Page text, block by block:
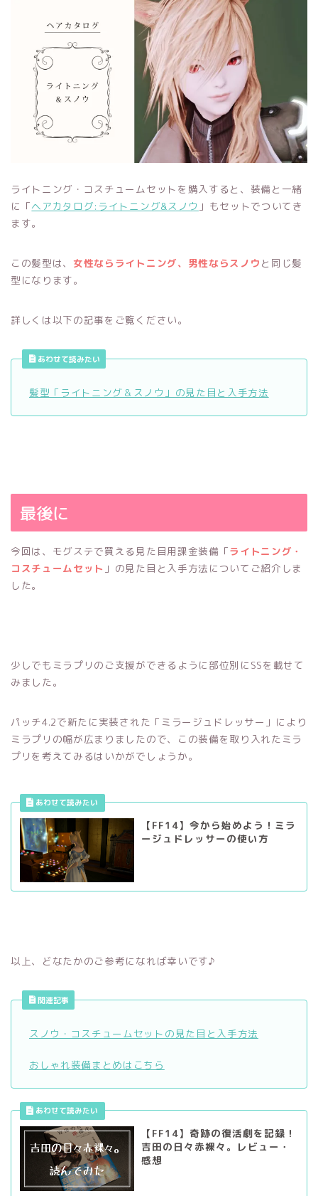
ライトニング・コスチュームセットを購入すると、装備と一緒
に「ヘアカタログ:ライトニング&スノウ 」もセットでついてき
ます。
この髪型は、女性ならライトニング、男性ならスノウ と同じ髪
型になります。
詳しくは以下の記事をご覧ください。
あわせて読みたい
髪型「ライトニング＆スノウ」の見た目と入手方法
最後に
今回は、モグステで買える見た目用課金装備「ライトニング・
コスチュームセット 」の見た目と入手方法についてご紹介しま
した。
少しでもミラプリのご支援ができるように部位別にSSを載せて
みました。
パッチ4.2で新たに実装された「ミラージュドレッサー」により
ミラプリの幅が広まりましたので、この装備を取り入れたミラ
プリを考えてみるはいかがでしょうか。
【FF14】今から始めよう！ミラ
ージュドレッサーの使い方
以上、どなたかのご参考になれば幸いです♪
関連記事
スノウ・コスチュームセットの見た目と入手方法
おしゃれ装備まとめはこちら
【FF14】奇跡の復活劇を記録！
吉田の日々赤裸々。レビュー・
感想